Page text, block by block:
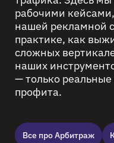
рабочими
нашей рекламной
практике, как
сложных
наших
— только
профита.
Все про Арбитраж